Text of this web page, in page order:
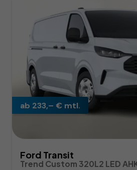
ab 233,– € mtl.
Ford Transit
Trend Custom 320L2 LED